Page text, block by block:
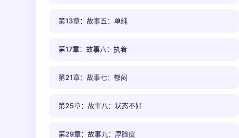
第13章：故事五：单纯
第17章：故事六：执着
第21章：故事七：郁闷
第25章：故事八：状态不好
第29章：故事九：厚脸皮